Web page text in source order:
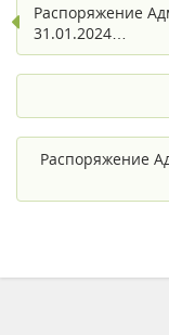
Распоряжение
31.01.2024…
Распоряжение